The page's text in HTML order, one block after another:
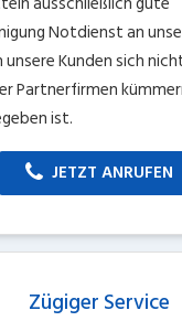
Notdienst an
unsere Kunden sich
Partnerfirmen
ist.
JETZT ANRUFEN
Zügiger Service